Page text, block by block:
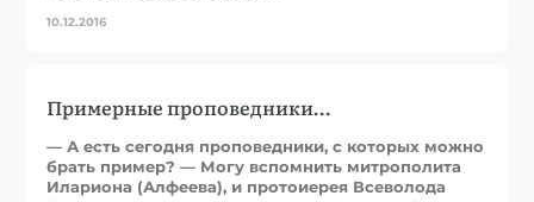
10.12.2016
Примерные проповедники…
— А есть сегодня проповедники, с которых можно
брать пример? — Могу вспомнить митрополита
Илариона (Алфеева), и протоиерея Всеволода